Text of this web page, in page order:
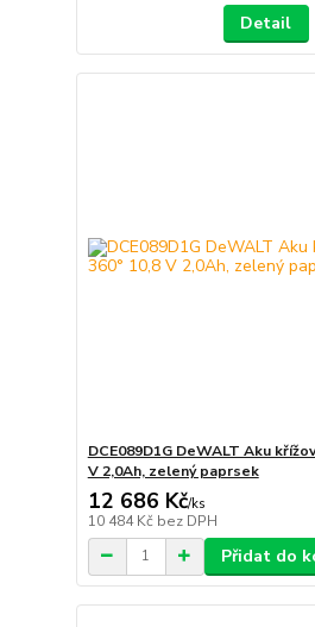
Detail
DCE089D1G DeWALT Aku
V 2,0Ah, zelený paprsek
12 686 Kč/ks
10 484 Kč bez DPH
Přidat do